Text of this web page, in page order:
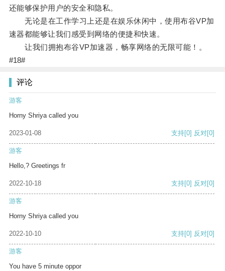
还能够保护用户的安全和隐私。
无论是在工作学习上还是在娱乐休闲中，使用布谷VP加
速器都能够让我们感受到网络的便捷和快速。
让我们拥抱布谷VP加速器，畅享网络的无限可能！。
#18#
评论
游客
Horny Shriya called you
2023-01-08 支持[0] 反对[0]
游客
Hello,? Greetings fr
2022-10-18 支持[0] 反对[0]
游客
Horny Shriya called you
2022-10-10 支持[0] 反对[0]
游客
You have 5 minute oppor